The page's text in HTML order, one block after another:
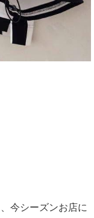
今シーズンお店に